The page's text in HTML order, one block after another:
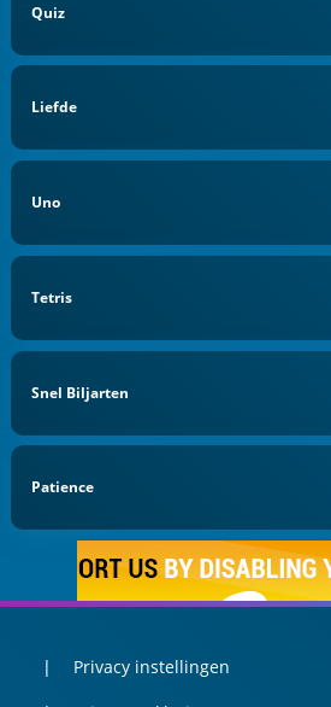
Quiz
Liefde
Uno
Tetris
Snel Biljarten
Patience
Privacy instellingen